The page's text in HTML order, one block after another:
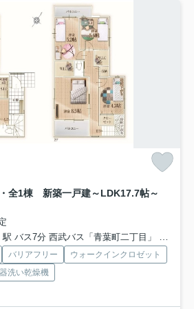
全1棟 新築一戸建～LDK17.7帖～
ス7分 西武バス「青葉町二丁目」 停歩2分
バリアフリー
ウォークインクロゼット
洗い乾燥機